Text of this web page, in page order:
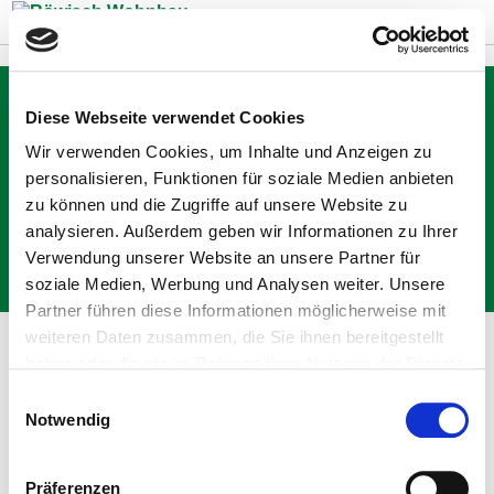
Diese Webseite verwendet Cookies
Wir verwenden Cookies, um Inhalte und Anzeigen zu
personalisieren, Funktionen für soziale Medien anbieten
zu können und die Zugriffe auf unsere Website zu
analysieren. Außerdem geben wir Informationen zu Ihrer
Verwendung unserer Website an unsere Partner für
soziale Medien, Werbung und Analysen weiter. Unsere
Partner führen diese Informationen möglicherweise mit
weiteren Daten zusammen, die Sie ihnen bereitgestellt
Notwendig
Präferenzen
Zum Inhalt springen
Axel Theurer, Gaildof-
Friedhofstraße
Zurück
Die Firma Röwisch hat das Haus vor dem gesetzten